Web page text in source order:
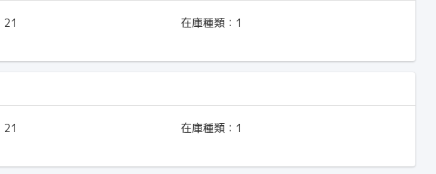
21 在庫種類： 1
21 在庫種類： 1